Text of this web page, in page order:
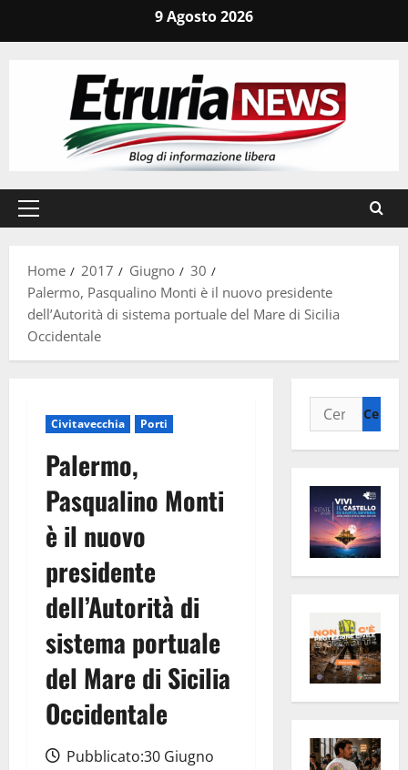
9 Agosto 2026
Menu
Home
2017 Giugno
30
Palermo, Pasqualino Monti è il nuovo presidente
dell’Autorità di sistema portuale del Mare di Sicilia
Occidentale
Civitavecchia Porti
Palermo,
Pasqualino Monti
è il nuovo
presidente
dell’Autorità di
sistema portuale
del Mare di Sicilia
Occidentale
Pubblicato:30 Giugno
Ricerca
per: